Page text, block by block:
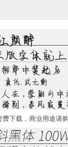
下载，商业用途请购